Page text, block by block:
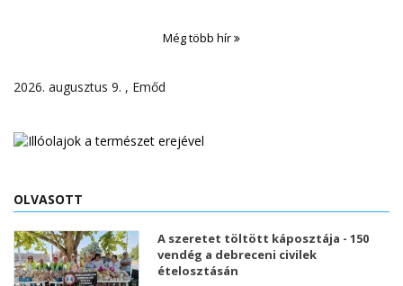
Még több hír
2026. augusztus 9. , Emőd
OLVASOTT
A szeretet töltött káposztája - 150
vendég a debreceni civilek
ételosztásán